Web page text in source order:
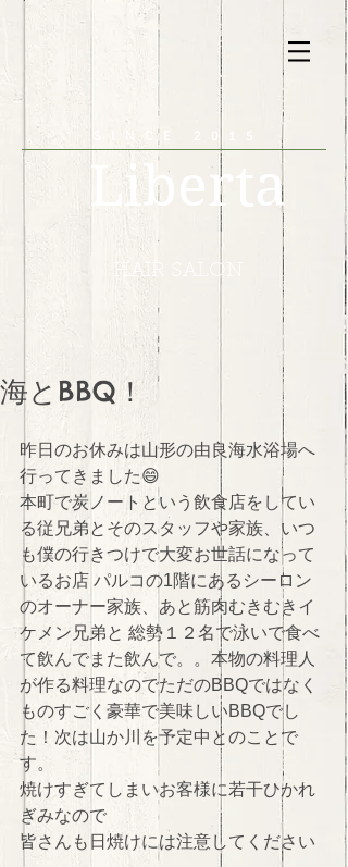
SINCE 2015
Liberta
HAIR SALON
海とBBQ！
昨日のお休みは山形の由良海水浴場へ
行ってきました😄
本町で炭ノートという飲食店をしてい
る従兄弟とそのスタッフや家族、いつ
も僕の行きつけで大変お世話になって
いるお店 パルコの1階にあるシーロン
のオーナー家族、あと筋肉むきむきイ
ケメン兄弟と 総勢１２名で泳いで食べ
て飲んでまた飲んで。。本物の料理人
が作る料理なのでただのBBQではなく
ものすごく豪華で美味しいBBQでし
た！次は山か川を予定中とのことで
す。
焼けすぎてしまいお客様に若干ひかれ
ぎみなので
皆さんも日焼けには注意してください